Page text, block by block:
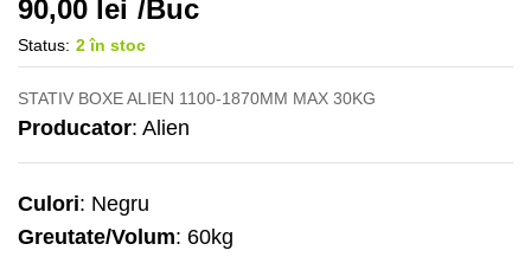
90,00 lei /Buc
Status: 2 în stoc
STATIV BOXE ALIEN 1100-1870MM MAX 30KG
Producator: Alien
Culori: Negru
Greutate/Volum: 60kg